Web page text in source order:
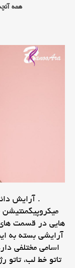
همه
. آرایش
هایی در قسمت
آرایشی بسته به
اسامی مختلفی
تاتو خط لب، تاتو